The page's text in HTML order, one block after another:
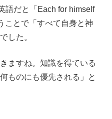
語だと「Each for himself
ことで「すべて自身と神
した。
ますね。知識を得ている
ものにも優先される」と